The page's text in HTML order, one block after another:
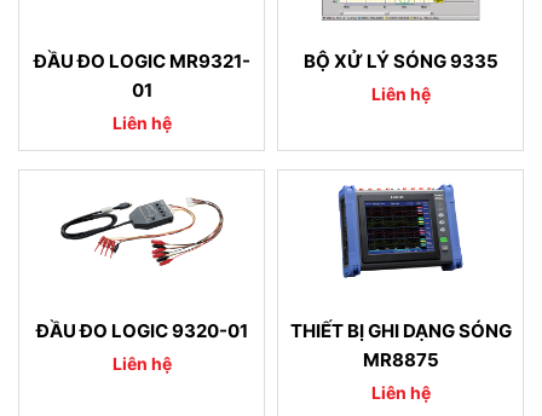
ĐẦU ĐO LOGIC MR9321-
01
Liên hệ
BỘ XỬ LÝ SÓNG 9335
Liên hệ
ĐẦU ĐO LOGIC 9320-01
Liên hệ
THIẾT BỊ GHI DẠNG SÓNG
MR8875
Liên hệ